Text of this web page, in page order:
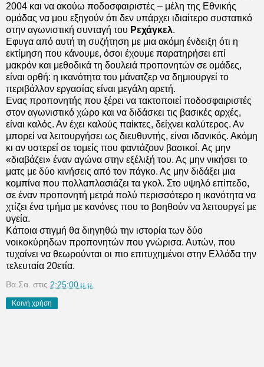
2004 και να ακούω ποδοσφαιριστές – μέλη της Εθνικής
ομάδας να μου εξηγούν ότι δεν υπάρχει ιδιαίτερο συστατικό
στην αγωνιστική συνταγή του Ρεχάγκελ.
Εφυγα από αυτή τη συζήτηση με μια ακόμη ένδειξη ότι η
εκτίμηση που κάνουμε, όσοι έχουμε παρατηρήσει επί
μακρόν και μεθοδικά τη δουλειά προπονητών σε ομάδες,
είναι ορθή: η ικανότητα του μάνατζερ να δημιουργεί το
περιβάλλον εργασίας είναι μεγάλη αρετή.
Ενας προπονητής που ξέρει να τακτοποιεί ποδοσφαιριστές
στον αγωνιστικό χώρο και να διδάσκει τις βασικές αρχές,
είναι καλός. Αν έχει καλούς παίκτες, δείχνει καλύτερος. Αν
μπορεί να λειτουργήσει ως διευθυντής, είναι ιδανικός. Ακόμη
κι αν υστερεί σε τομείς που φαντάζουν βασικοί. Ας μην
«διαβάζει» έναν αγώνα στην εξέλιξή του. Ας μην νικήσει το
ματς με δύο κινήσεις από τον πάγκο. Ας μην διδάξει μια
κομπίνα που πολλαπλασιάζει τα γκολ. Στο υψηλό επίπεδο,
σε έναν προπονητή μετρά πολύ περισσότερο η ικανότητα να
χτίζει ένα τμήμα με κανόνες που το βοηθούν να λειτουργεί με
υγεία.
Κάποια στιγμή θα διηγηθώ την ιστορία των δύο
νοικοκύρηδων προπονητών που γνώρισα. Αυτών, που
τυχαίνει να θεωρούνται οι πιο επιτυχημένοι στην Ελλάδα την
τελευταία 20ετία.
Βα.Σα. στις 2:25:00 μ.μ.
Κοινή χρήση